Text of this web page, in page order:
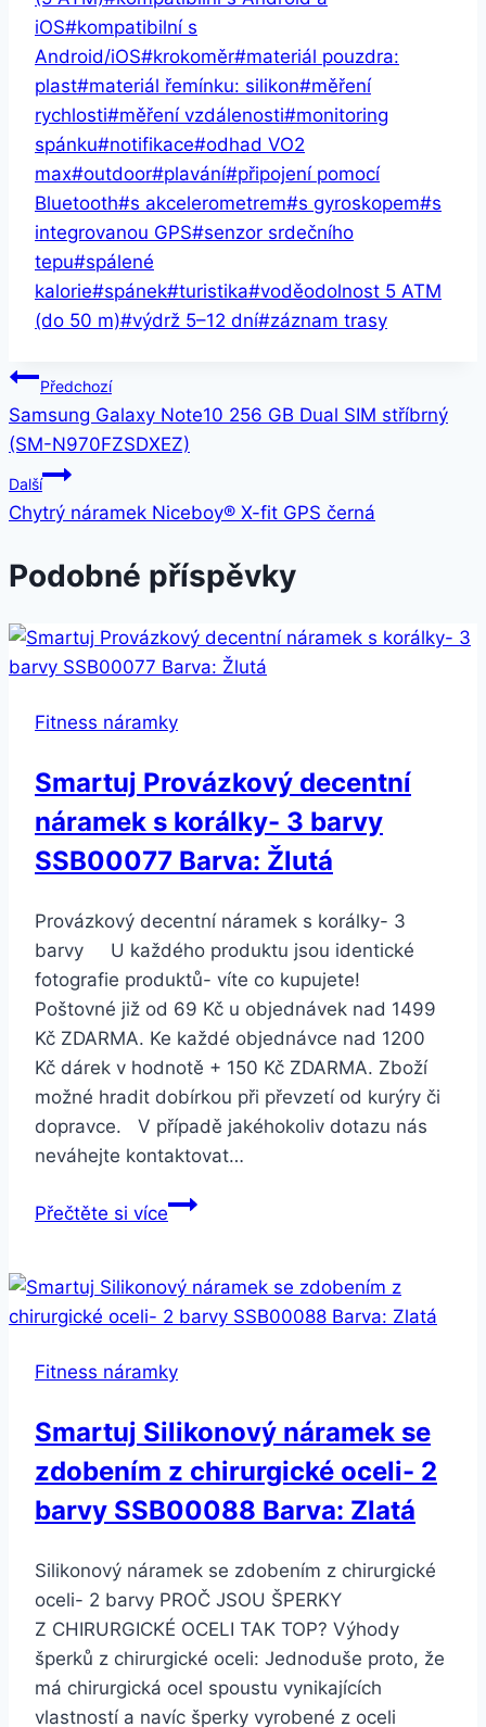
iOS#kompatibilní s
Android/iOS#krokoměr#materiál pouzdra:
plast#materiál řemínku: silikon#měření
rychlosti#měření vzdálenosti#monitoring
spánku#notifikace#odhad VO2
max#outdoor#plavání#připojení pomocí
Bluetooth#s akcelerometrem#s gyroskopem#s
integrovanou GPS#senzor srdečního
tepu#spálené
kalorie#spánek#turistika#voděodolnost 5 ATM
(do 50 m)#výdrž 5–12 dní#záznam trasy
Navigace
pro
příspěvek
Předchozí
Samsung Galaxy Note10 256 GB Dual SIM stříbrný
(SM-N970FZSDXEZ)
Další
Chytrý náramek Niceboy® X-fit GPS černá
Podobné příspěvky
Fitness náramky
Smartuj Provázkový decentní
náramek s korálky- 3 barvy
SSB00077 Barva: Žlutá
Provázkový decentní náramek s korálky- 3
barvy U každého produktu jsou identické
fotografie produktů- víte co kupujete!
Poštovné již od 69 Kč u objednávek nad 1499
Kč ZDARMA. Ke každé objednávce nad 1200
Kč dárek v hodnotě + 150 Kč ZDARMA. Zboží
možné hradit dobírkou při převzetí od kurýry či
dopravce. V případě jakéhokoliv dotazu nás
neváhejte kontaktovat…
Přečtěte si víceSmartuj
náramek
s
3
SSB00077
Barva:
Žlutá
Fitness náramky
Smartuj Silikonový náramek se
zdobením z chirurgické oceli- 2
barvy SSB00088 Barva: Zlatá
Silikonový náramek se zdobením z chirurgické
oceli- 2 barvy PROČ JSOU ŠPERKY
Z CHIRURGICKÉ OCELI TAK TOP? Výhody
šperků z chirurgické oceli: Jednoduše proto, že
má chirurgická ocel spoustu vynikajících
vlastností a navíc šperky vyrobené z oceli